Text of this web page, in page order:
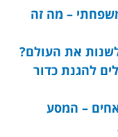
– מה זה
את העולם?
להגנת כדור
אחים – המסע